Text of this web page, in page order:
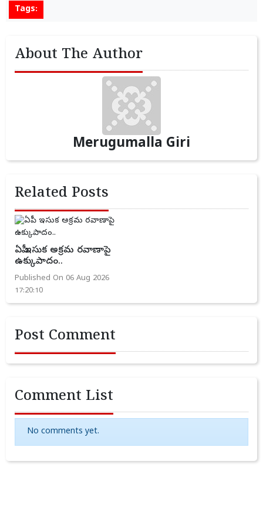
Tags:
About The Author
Merugumalla Giri
Related Posts
ఏపీ ఇసుక అక్రమ రవాణాపై
ఉక్కుపాదం..
Published On 06 Aug 2026
17:20:10
Post Comment
Comment List
No comments yet.